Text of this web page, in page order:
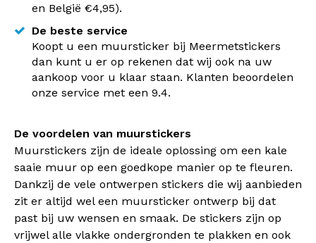
en België €4,95).
De beste service
Koopt u een muursticker bij Meermetstickers
dan kunt u er op rekenen dat wij ook na uw
aankoop voor u klaar staan. Klanten beoordelen
onze service met een 9.4.
De voordelen van muurstickers
Muurstickers zijn de ideale oplossing om een kale
saaie muur op een goedkope manier op te fleuren.
Dankzij de vele ontwerpen stickers die wij aanbieden
zit er altijd wel een muursticker ontwerp bij dat
past bij uw wensen en smaak. De stickers zijn op
vrijwel alle vlakke ondergronden te plakken en ook